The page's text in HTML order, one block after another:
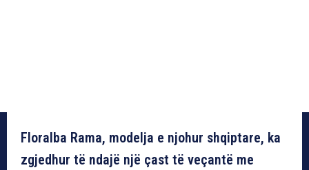
Floralba Rama, modelja e njohur shqiptare, ka
zgjedhur të ndajë një çast të veçantë me